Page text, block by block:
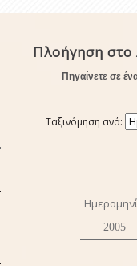
Πλοήγηση στο
Πηγαίνετε σε
Ταξινόμηση ανά:
2005